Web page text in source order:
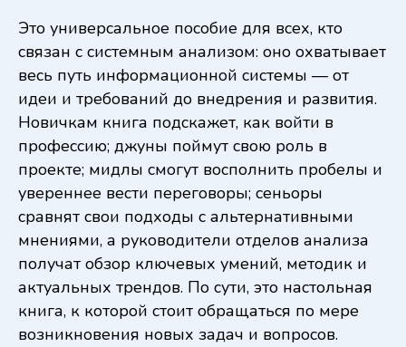
Это универсальное пособие для всех, кто
связан с системным анализом: оно охватывает
весь путь информационной системы — от
идеи и требований до внедрения и развития.
Новичкам книга подскажет, как войти в
профессию; джуны поймут свою роль в
проекте; мидлы смогут восполнить пробелы и
увереннее вести переговоры; сеньоры
сравнят свои подходы с альтернативными
мнениями, а руководители отделов анализа
получат обзор ключевых умений, методик и
актуальных трендов. По сути, это настольная
книга, к которой стоит обращаться по мере
возникновения новых задач и вопросов.